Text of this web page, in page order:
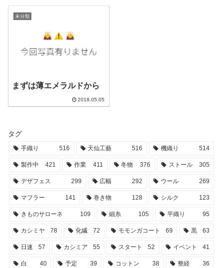
未分類
まずは薄エメラルドから
2018.05.05
タグ
手織り 516 天仙工藝 516 機織り 514
製作中 421 作業 411 冬物 376 ストール 305
デザフェス 299 広幅 292 ウール 269
マフラー 141 巻き物 128 シルク 123
きものサローネ 109 細糸 105 平織り 95
カシミヤ 78 化繊 72 モモンガコート 69 黒 63
日速 57 カシミア 55 スタート 52 イベント 41
白 40 予定 39 コットン 38 整経 36